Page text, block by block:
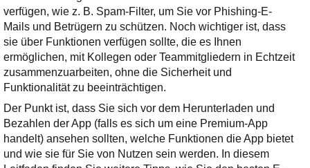
verfügen, wie z. B. Spam-Filter, um Sie vor Phishing-E-
Mails und Betrügern zu schützen. Noch wichtiger ist, dass
sie über Funktionen verfügen sollte, die es Ihnen
ermöglichen, mit Kollegen oder Teammitgliedern in Echtzeit
zusammenzuarbeiten, ohne die Sicherheit und
Funktionalität zu beeinträchtigen.
Der Punkt ist, dass Sie sich vor dem Herunterladen und
Bezahlen der App (falls es sich um eine Premium-App
handelt) ansehen sollten, welche Funktionen die App bietet
und wie sie für Sie von Nutzen sein werden. In diesem